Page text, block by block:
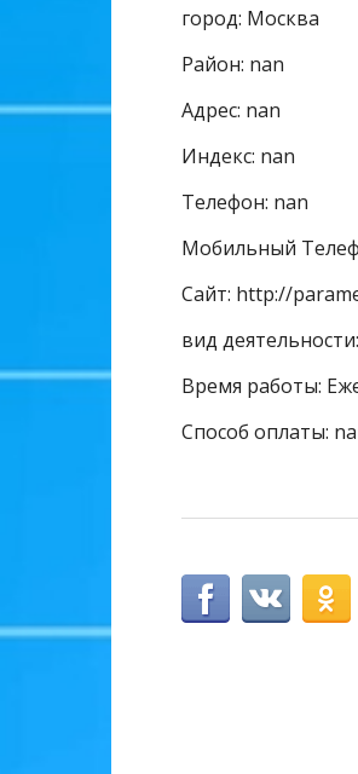
город: Москва
Район: nan
Адрес: nan
Индекс: nan
Телефон: nan
Мобильный
Сайт: http://
вид
Время работы:
Способ оплаты: